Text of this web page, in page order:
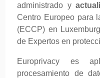
administrado y
Centro Europeo para
(ECCP) en
de Expertos en
Europrivacy es
procesamiento de